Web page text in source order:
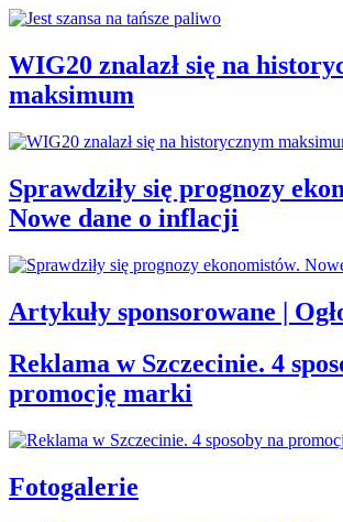
WIG20 znalazł się na
maksimum
Sprawdziły się prognozy
Nowe dane o inflacji
Artykuły sponsorowane |
Reklama w Szczecinie. 4
promocję marki
Fotogalerie